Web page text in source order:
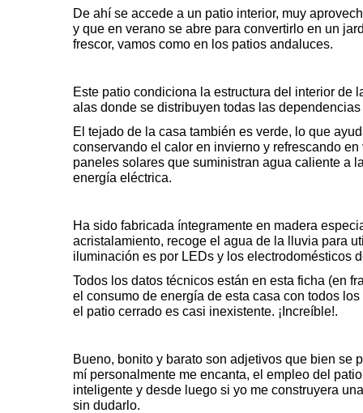
De ahí se accede a un patio interior, muy
y que en verano se abre para convertirlo en un
frescor, vamos como en los patios andaluces.
Este patio condiciona la estructura del interior de
alas donde se distribuyen todas las
El tejado de la casa también es verde, lo que
conservando el calor en invierno y refrescando
paneles solares que suministran agua caliente a
energía eléctrica.
Ha sido fabricada íntegramente en madera
acristalamiento, recoge el agua de la lluvia para
iluminación es por LEDs y los electrodomésticos
Todos los datos técnicos están en esta ficha (en
el consumo de energía de esta casa con todos
el patio cerrado es casi inexistente. ¡Increíble!.
Bueno, bonito y barato son adjetivos que bien se
mí personalmente me encanta, el empleo del
inteligente y desde luego si yo me construyera
sin dudarlo.